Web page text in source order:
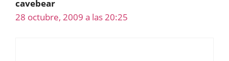
cavebear
28 octubre, 2009 a las 20:25